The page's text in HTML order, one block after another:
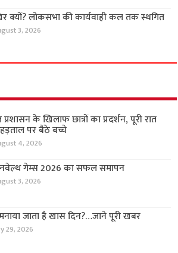
क्यों? लोकसभा की कार्यवाही कल तक स्थगित
3, 2026
के खिलाफ छात्रों का प्रदर्शन, पूरी रात
पर बैठे बच्चे
4, 2026
गेम्स 2026 का सफल समापन
3, 2026
जाता है खास दिन?…जाने पूरी खबर
29, 2026